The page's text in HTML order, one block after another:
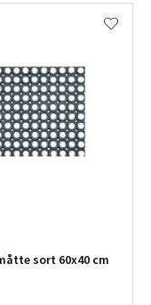
sort 60x40 cm